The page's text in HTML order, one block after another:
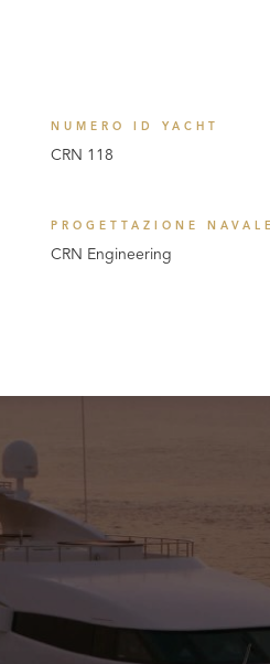
NUMERO ID YACHT
CRN 118
PROGETTAZIONE NAVALE
CRN Engineering